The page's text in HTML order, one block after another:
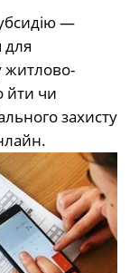
—
для
житлово-
йти чи
захисту